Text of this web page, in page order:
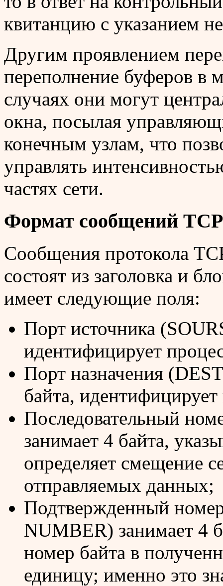
квитанцию с указанием
Другим проявлением
переполнение буферов в
случаях они могут
окна, посылая
конечным узлам, что
управлять
частях сети.
Формат сообщений TCP
Сообщения протокола
состоят из заголовка и
имеет следующие поля:
Порт источника
идентифицирует
Порт назначения
байта,
Последовательный
занимает 4 байта,
определяет смещение
отправляемых данных;
Подтвержденный
NUMBER) занимает 4
номер байта в
единицу; именно это